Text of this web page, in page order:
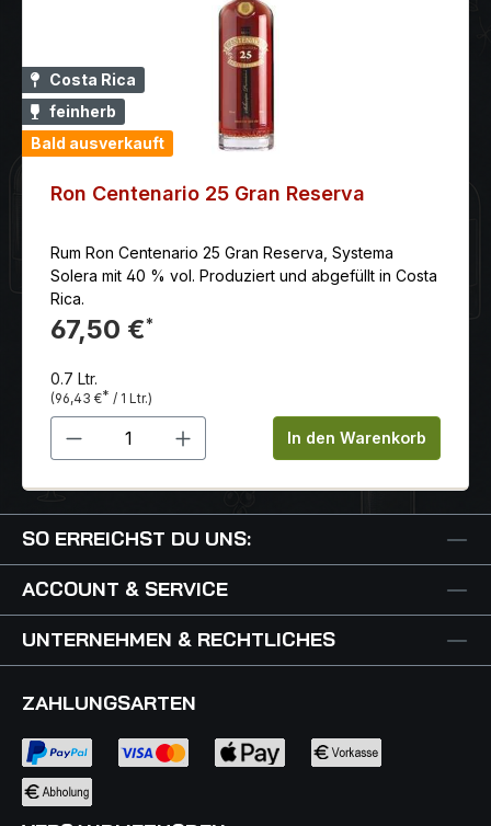
Costa Rica
feinherb
Bald ausverkauft
Ron Centenario 25 Gran Reserva
Rum Ron Centenario 25 Gran Reserva, Systema
Solera mit 40 % vol. Produziert und abgefüllt in Costa
Rica.
67,50 €*
0.7 Ltr.
(96,43 €* / 1 Ltr.)
Produkt Anzahl: Gib denIn den Warenkorb
SO ERREICHST DU UNS:
ACCOUNT & SERVICE
UNTERNEHMEN & RECHTLICHES
ZAHLUNGSARTEN